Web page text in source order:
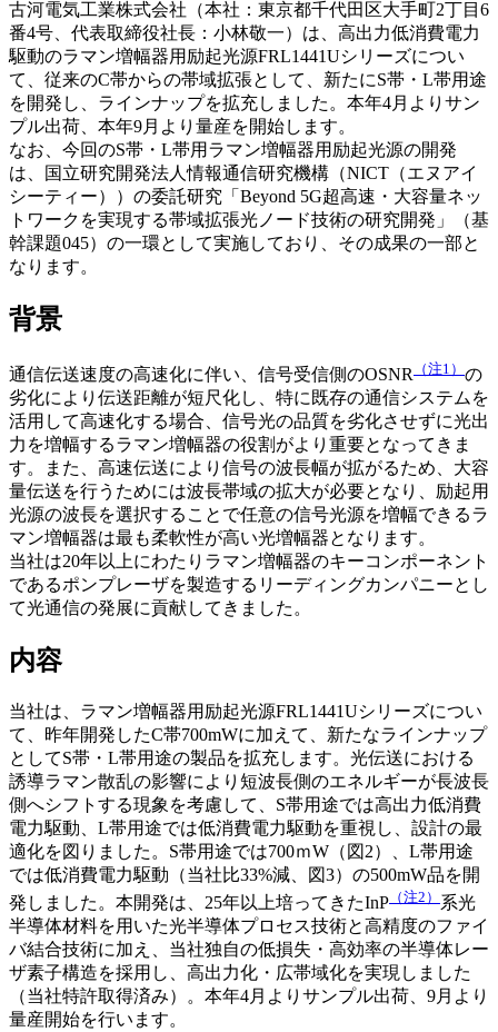
古河電気工業株式会社（本社：東京都千代田区大手町2丁目6
番4号、代表取締役社長：小林敬一）は、高出力低消費電力
駆動のラマン増幅器用励起光源FRL1441Uシリーズについ
て、従来のC帯からの帯域拡張として、新たにS帯・L帯用途
を開発し、ラインナップを拡充しました。本年4月よりサン
プル出荷、本年9月より量産を開始します。
なお、今回のS帯・L帯用ラマン増幅器用励起光源の開発
は、国立研究開発法人情報通信研究機構（NICT（エヌアイ
シーティー））の委託研究「Beyond 5G超高速・大容量ネッ
トワークを実現する帯域拡張光ノード技術の研究開発」（基
幹課題045）の一環として実施しており、その成果の一部と
なります。
背景
通信伝送速度の高速化に伴い、信号受信側のOSNR （注1） の
劣化により伝送距離が短尺化し、特に既存の通信システムを
活用して高速化する場合、信号光の品質を劣化させずに光出
力を増幅するラマン増幅器の役割がより重要となってきま
す。また、高速伝送により信号の波長幅が拡がるため、大容
量伝送を行うためには波長帯域の拡大が必要となり、励起用
光源の波長を選択することで任意の信号光源を増幅できるラ
マン増幅器は最も柔軟性が高い光増幅器となります。
当社は20年以上にわたりラマン増幅器のキーコンポーネント
であるポンプレーザを製造するリーディングカンパニーとし
て光通信の発展に貢献してきました。
内容
当社は、ラマン増幅器用励起光源FRL1441Uシリーズについ
て、昨年開発したC帯700mWに加えて、新たなラインナップ
としてS帯・L帯用途の製品を拡充します。光伝送における
誘導ラマン散乱の影響により短波長側のエネルギーが長波長
側へシフトする現象を考慮して、S帯用途では高出力低消費
電力駆動、L帯用途では低消費電力駆動を重視し、設計の最
適化を図りました。S帯用途では700ｍW（図2）、L帯用途
では低消費電力駆動（当社比33%減、図3）の500mW品を開
発しました。本開発は、25年以上培ってきたInP （注2） 系光
半導体材料を用いた光半導体プロセス技術と高精度のファイ
バ結合技術に加え、当社独自の低損失・高効率の半導体レー
ザ素子構造を採用し、高出力化・広帯域化を実現しました
（当社特許取得済み）。本年4月よりサンプル出荷、9月より
量産開始を行います。